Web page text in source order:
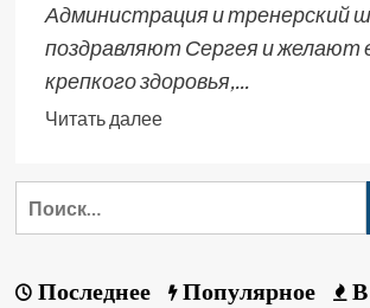
Администрация и тренерский
поздравляют Сергея и желают
крепкого здоровья,...
Читать далее
Последнее Популярное В